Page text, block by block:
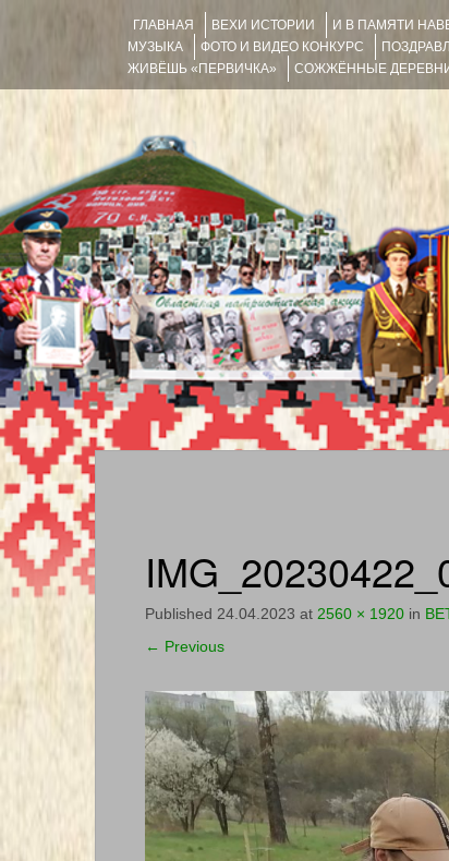
ГЛАВНАЯ ВЕХИ ИСТОРИИ И В ПАМЯТИ
МУЗЫКА
ФОТО И ВИДЕО КОНКУРС
ЖИВЁШЬ «ПЕРВИЧКА»
СОЖЖЁННЫЕ
Published 24.04.2023 at 2560 × 1920 in
← Previous